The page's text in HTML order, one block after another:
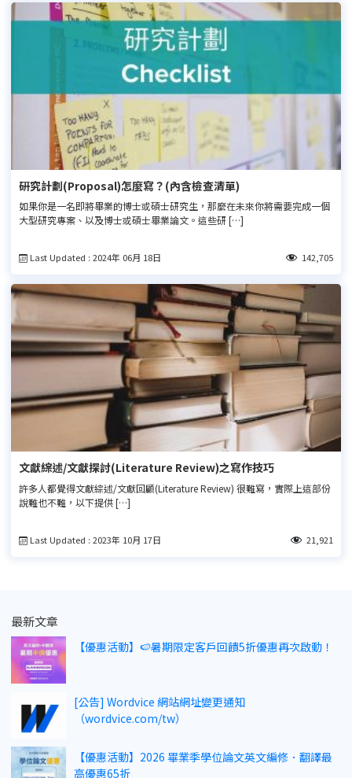
研究計劃(Proposal)怎麼寫？(內含檢查清單)
如果你是一名即將畢業的博士或碩士研究生，那麼在未來你將需要完成一個
大型研究專案、以及博士或碩士畢業論文。這些研 […]
Last Updated : 2024年 06月 18日 142,705
文獻綜述/文獻探討(Literature Review)之寫作技巧
許多人都覺得文獻綜述/文獻回顧(Literature Review) 很難寫，實際上這部份
說難也不難，以下提供 […]
Last Updated : 2023年 10月 17日 21,921
最新文章
【優惠活動】🍉暑期限定客戶回饋5折優惠再次啟動！
[公告] Wordvice 網站網址變更通知
（wordvice.com/tw）
【優惠活動】2026 畢業季學位論文英文編修．翻譯最
高優惠65折